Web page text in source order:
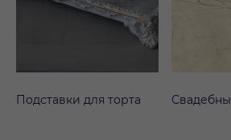
Подставки для торта